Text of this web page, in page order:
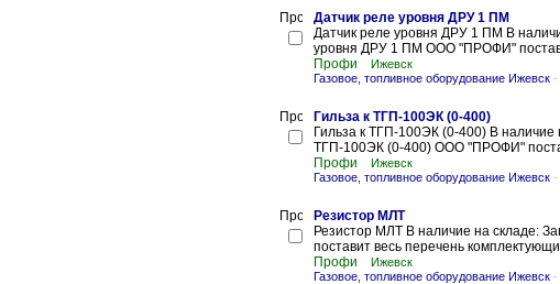
Датчик реле уровня ДРУ 1 ПМ
Датчик реле уровня ДРУ 1 ПМ В
уровня ДРУ 1 ПМ ООО "ПРОФИ"
Профи
Ижевск
Газовое, топливное оборудование Ижевск -
Гильза к ТГП-100ЭК (0-400)
Гильза к ТГП-100ЭК (0-400) В
ТГП-100ЭК (0-400) ООО "ПРОФИ"
Профи
Ижевск
Газовое, топливное оборудование Ижевск -
Резистор МЛТ
Резистор МЛТ В наличие на
поставит весь перечень
Профи
Ижевск
Газовое, топливное оборудование Ижевск -